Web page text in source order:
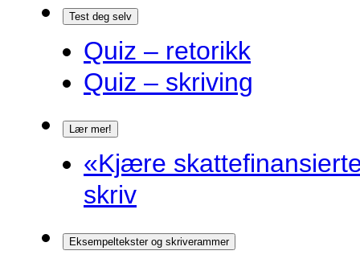
Test deg selv
Quiz – retorikk
Quiz – skriving
Lær mer!
«Kjære
skriv
Eksempeltekster og skriverammer